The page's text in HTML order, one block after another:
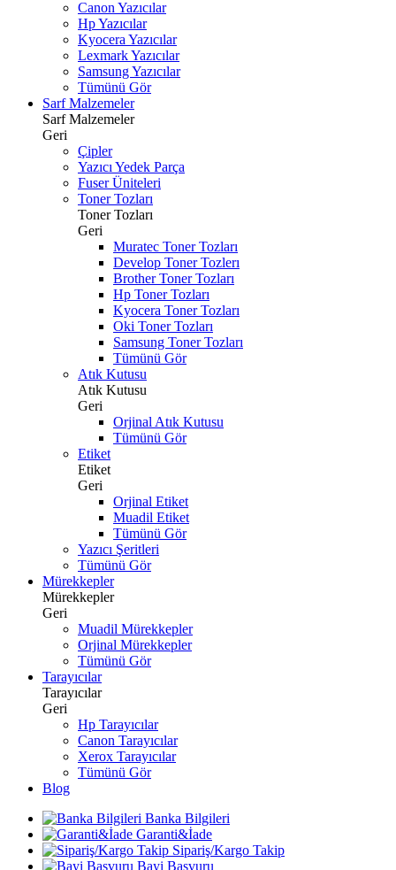
Canon Yazıcılar
Hp Yazıcılar
Kyocera Yazıcılar
Lexmark Yazıcılar
Samsung Yazıcılar
Tümünü Gör
Sarf Malzemeler
Sarf Malzemeler
Geri
Çipler
Yazıcı Yedek Parça
Fuser Üniteleri
Toner Tozları
Toner Tozları
Geri
Muratec Toner Tozları
Develop Toner Tozlerı
Brother Toner Tozları
Hp Toner Tozları
Kyocera Toner Tozları
Oki Toner Tozları
Samsung Toner Tozları
Tümünü Gör
Atık Kutusu
Atık Kutusu
Geri
Orjinal Atık Kutusu
Tümünü Gör
Etiket
Etiket
Geri
Orjinal Etiket
Muadil Etiket
Tümünü Gör
Yazıcı Şeritleri
Tümünü Gör
Mürekkepler
Mürekkepler
Geri
Muadil Mürekkepler
Orjinal Mürekkepler
Tümünü Gör
Tarayıcılar
Tarayıcılar
Geri
Hp Tarayıcılar
Canon Tarayıcılar
Xerox Tarayıcılar
Tümünü Gör
Blog
Banka Bilgileri
Garanti&İade
Sipariş/Kargo Takip
Bayi Başvuru